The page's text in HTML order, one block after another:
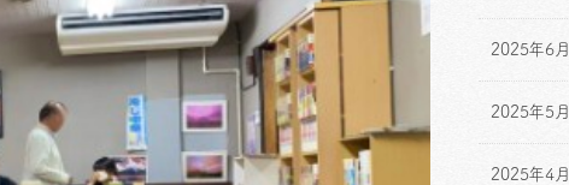
2025年6月
2025年5月
2025年4月